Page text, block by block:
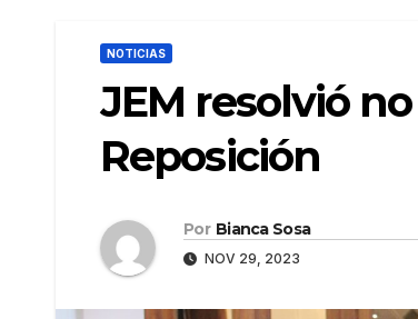
NOTICIAS
JEM resolvió
Reposición
Por Bianca Sosa
NOV 29, 2023